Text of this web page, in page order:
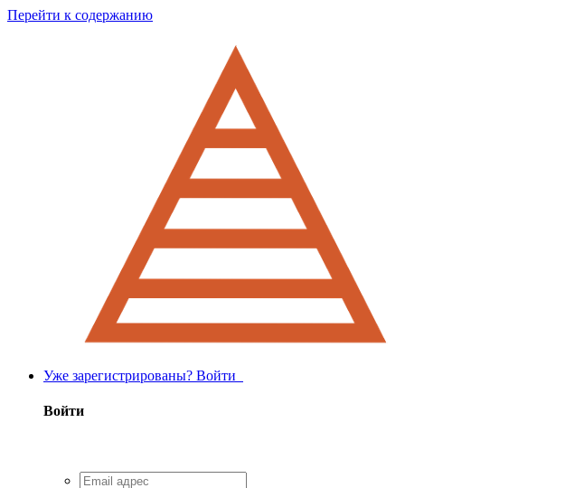
Перейти к содержанию
Уже зарегистрированы? Войти
Войти